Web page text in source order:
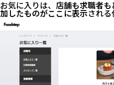
お気に入りは、 店舗も求職者
加したものがここに表示される